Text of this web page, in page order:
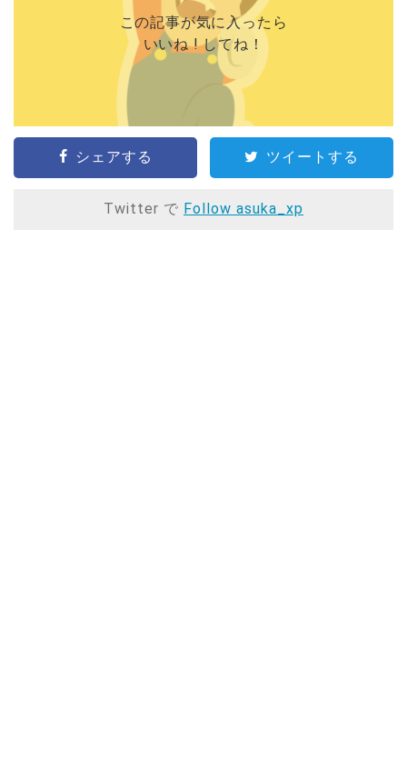
この記事が気に入ったら
いいね ! してね！
シェアする ツイートする
Twitter で Follow asuka_xp